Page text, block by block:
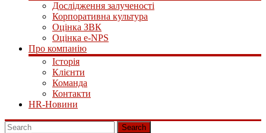
Дослідження залученості
Корпоративна культура
Оцінка ЗВК
Оцінка e-NPS
Про компанію
Історія
Клієнти
Команда
Контакти
HR-Новини
Search